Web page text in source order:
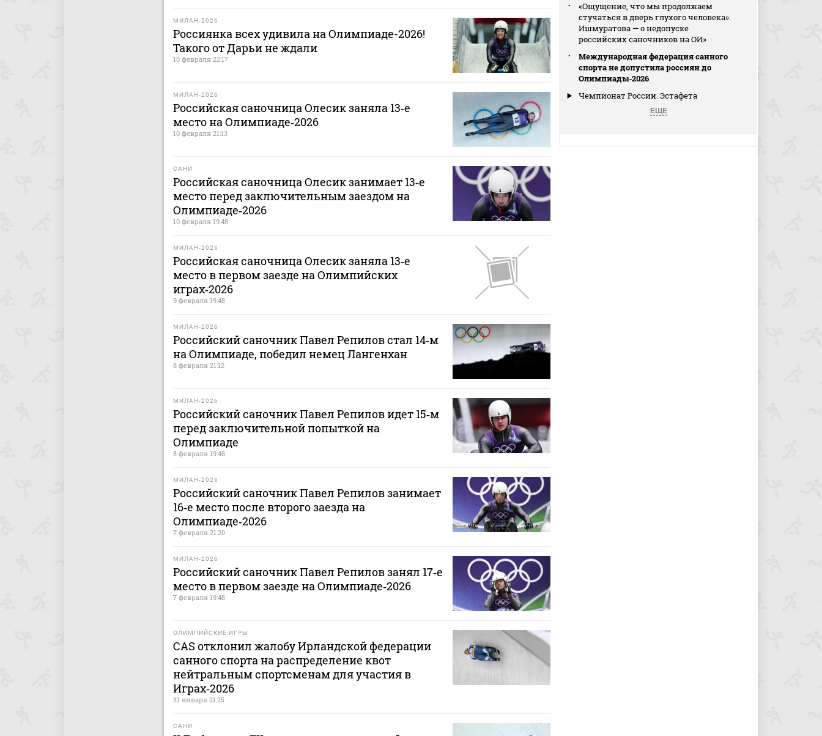
МИЛАН-2026
Россиянка всех удивила на Олимпиаде-2026!
Такого от Дарьи не ждали
10 февраля 22:17
МИЛАН-2026
Российская саночница Олесик заняла 13‑е
место на Олимпиаде‑2026
10 февраля 21:13
САНИ
Российская саночница Олесик занимает 13‑е
место перед заключительным заездом на
Олимпиаде‑2026
10 февраля 19:48
МИЛАН-2026
Российская саночница Олесик заняла 13‑е
место в первом заезде на Олимпийских
играх‑2026
9 февраля 19:48
МИЛАН-2026
Российский саночник Павел Репилов стал 14‑м
на Олимпиаде, победил немец Лангенхан
8 февраля 21:12
МИЛАН-2026
Российский саночник Павел Репилов идет 15‑м
перед заключительной попыткой на
Олимпиаде
8 февраля 19:48
МИЛАН-2026
Российский саночник Павел Репилов занимает
16‑е место после второго заезда на
Олимпиаде‑2026
7 февраля 21:20
МИЛАН-2026
Российский саночник Павел Репилов занял 17‑е
место в первом заезде на Олимпиаде‑2026
7 февраля 19:48
ОЛИМПИЙСКИЕ ИГРЫ
CAS отклонил жалобу Ирландской федерации
санного спорта на распределение квот
нейтральным спортсменам для участия в
Играх‑2026
31 января 21:25
САНИ
«Ощущение, что мы продолжаем
стучаться в дверь глухого человека».
Ишмуратова — о недопуске
российских саночников на ОИ»
Международная федерация санного
спорта не допустила россиян до
Олимпиады‑2026
Чемпионат России. Эстафета
ЕЩЕ